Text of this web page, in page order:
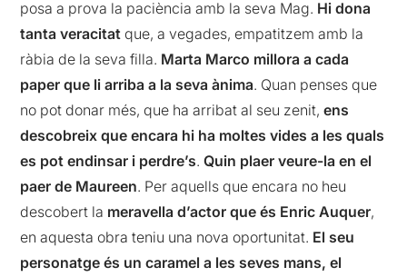
posa a prova la paciència amb la seva Mag. Hi dona
tanta veracitat que, a vegades, empatitzem amb la
ràbia de la seva filla. Marta Marco millora a cada
paper que li arriba a la seva ànima. Quan penses que
no pot donar més, que ha arribat al seu zenit,ens
descobreix que encara hi ha moltes vides a les quals
es pot endinsar i perdre’s.Quin plaer veure-la en el
paer de Maureen. Per aquells que encara no heu
descobert la meravella d’actor que és Enric Auquer,
en aquesta obra teniu una nova oportunitat. El seu
personatge és un caramel a les seves mans, el